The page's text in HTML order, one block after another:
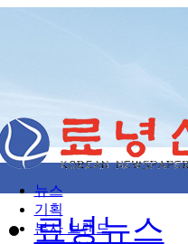
뉴스
기획
본사 브랜드
료녕뉴스